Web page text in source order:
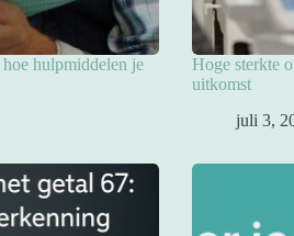
hulpmiddelen je
Hoge sterkte
uitkomst
juli 3,